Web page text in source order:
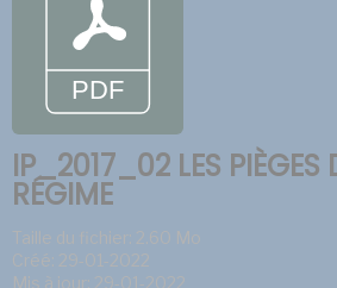
IP_2017_02 LES PIÈGES
RÉGIME
Taille du fichier: 2.60 Mo
Créé: 29-01-2022
Mis à jour: 29-01-2022